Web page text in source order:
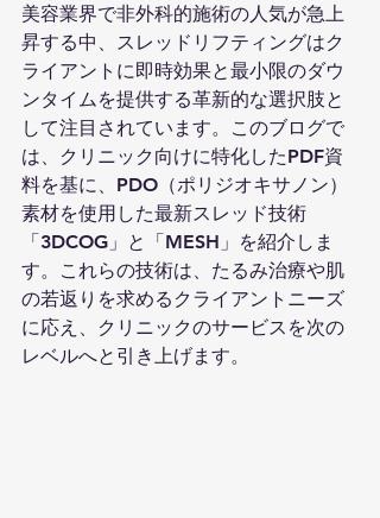
美容業界で非外科的施術の人気が急上
昇する中、スレッドリフティングはク
ライアントに即時効果と最小限のダウ
ンタイムを提供する革新的な選択肢と
して注目されています。このブログで
は、クリニック向けに特化したPDF資
料を基に、PDO（ポリジオキサノン）
素材を使用した最新スレッド技術
「3DCOG」と「MESH」を紹介しま
す。これらの技術は、たるみ治療や肌
の若返りを求めるクライアントニーズ
に応え、クリニックのサービスを次の
レベルへと引き上げます。